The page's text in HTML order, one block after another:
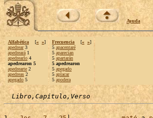
Ayuda
Alfabética [« »]
apedrear3
apedreará 1
apedrearlo 4
apedrearon 5
apedrearte 2
apedreas 2
apegado 5
Frecuencia [« »]
5 apacentaré
5 aparecían
5 apartarán
5 apedrearon
5 apegado
5 aplacar
5 apodera
Libro,Capítulo,Verso